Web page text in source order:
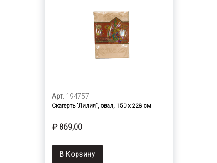
Арт. 194757
Скатерть "Лилия", овал, 150 х 228 см
₽ 869,00
В Корзину